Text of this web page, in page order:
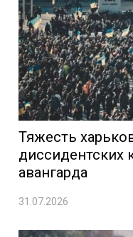
Тяжесть
диссидентских
авангарда
31.07.2026